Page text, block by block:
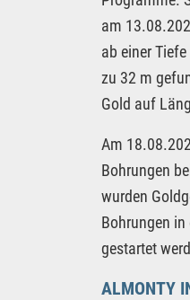
am
ab einer
zu 32 m
Gold auf
Am
Bohrungen
wurden
Bohrungen
gestartet
ALMONTY